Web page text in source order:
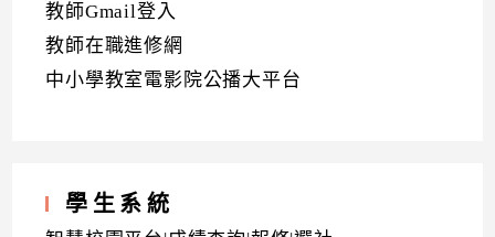
教師Gmail登入
教師在職進修網
中小學教室電影院公播大平台
學生系統